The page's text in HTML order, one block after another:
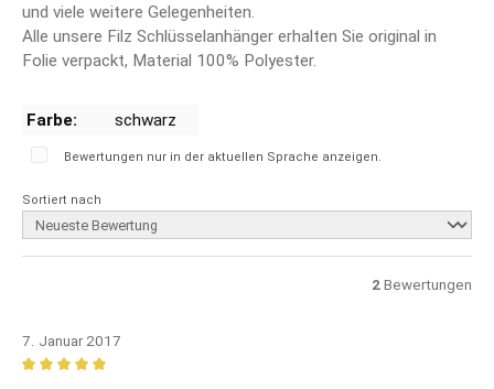
und viele weitere Gelegenheiten.
Alle unsere Filz Schlüsselanhänger erhalten Sie original in
Folie verpackt, Material 100% Polyester.
Farbe: schwarz
Bewertungen nur in der aktuellen Sprache anzeigen.
Sortiert nach
2 Bewertungen
7. Januar 2017